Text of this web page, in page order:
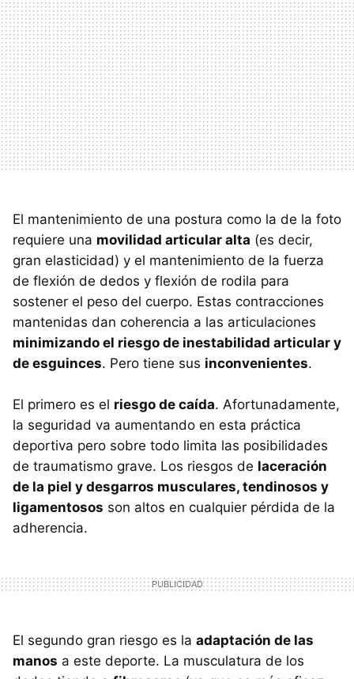
El mantenimiento de una postura como la de la foto
requiere una movilidad articular alta (es decir,
gran elasticidad) y el mantenimiento de la fuerza
de flexión de dedos y flexión de rodila para
sostener el peso del cuerpo. Estas contracciones
mantenidas dan coherencia a las articulaciones
minimizando el riesgo de inestabilidad articular y
de esguinces. Pero tiene sus inconvenientes.
El primero es el riesgo de caída. Afortunadamente,
la seguridad va aumentando en esta práctica
deportiva pero sobre todo limita las posibilidades
de traumatismo grave. Los riesgos de laceración
de la piel y desgarros musculares, tendinosos y
ligamentosos son altos en cualquier pérdida de la
adherencia.
El segundo gran riesgo es la adaptación de las
manos a este deporte. La musculatura de los